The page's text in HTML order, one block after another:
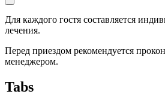
Для каждого гостя составляется
лечения.
Перед приездом рекомендуется
менеджером.
Tabs